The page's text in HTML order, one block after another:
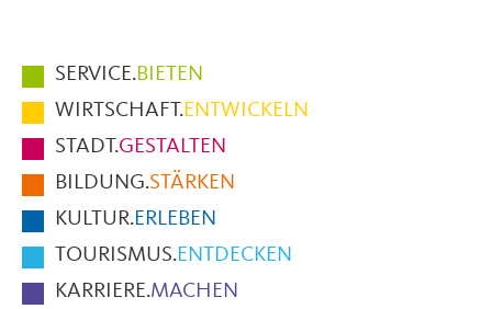
Hauptmenüpunkte
im
Fußbereich
der
Seite
SERVICE.BIETEN
WIRTSCHAFT.ENTWICKELN
STADT.GESTALTEN
BILDUNG.STÄRKEN
KULTUR.ERLEBEN
TOURISMUS.ENTDECKEN
KARRIERE.MACHEN